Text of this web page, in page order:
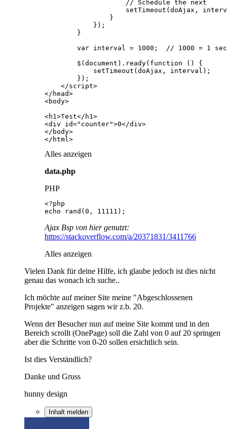
</html>
Alles anzeigen
data.php
PHP
echo rand(0, 11111);
Ajax Bsp von hier genutzt:
https://stackoverflow.com/a/20371831/3411766
Alles anzeigen
Vielen Dank für deine Hilfe, ich glaube jedoch ist dies nicht
genau das wonach ich suche..
Ich möchte auf meiner Site meine "Abgeschlossenen
Projekte" anzeigen sagen wir z.b. 20.
Wenn der Besucher nun auf meine Site kommt und in den
Bereich scrollt (OnePage) soll die Zahl von 0 auf 20 springen
aber die Schritte von 0-20 sollen ersichtlich sein.
Ist dies Verständlich?
Danke und Gruss
hunny design
Inhalt melden